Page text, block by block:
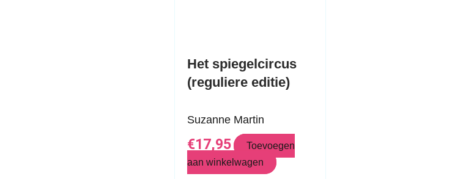
Het spiegelcircus
(reguliere editie)
Suzanne Martin
€17,95
Toevoegen
aan winkelwagen